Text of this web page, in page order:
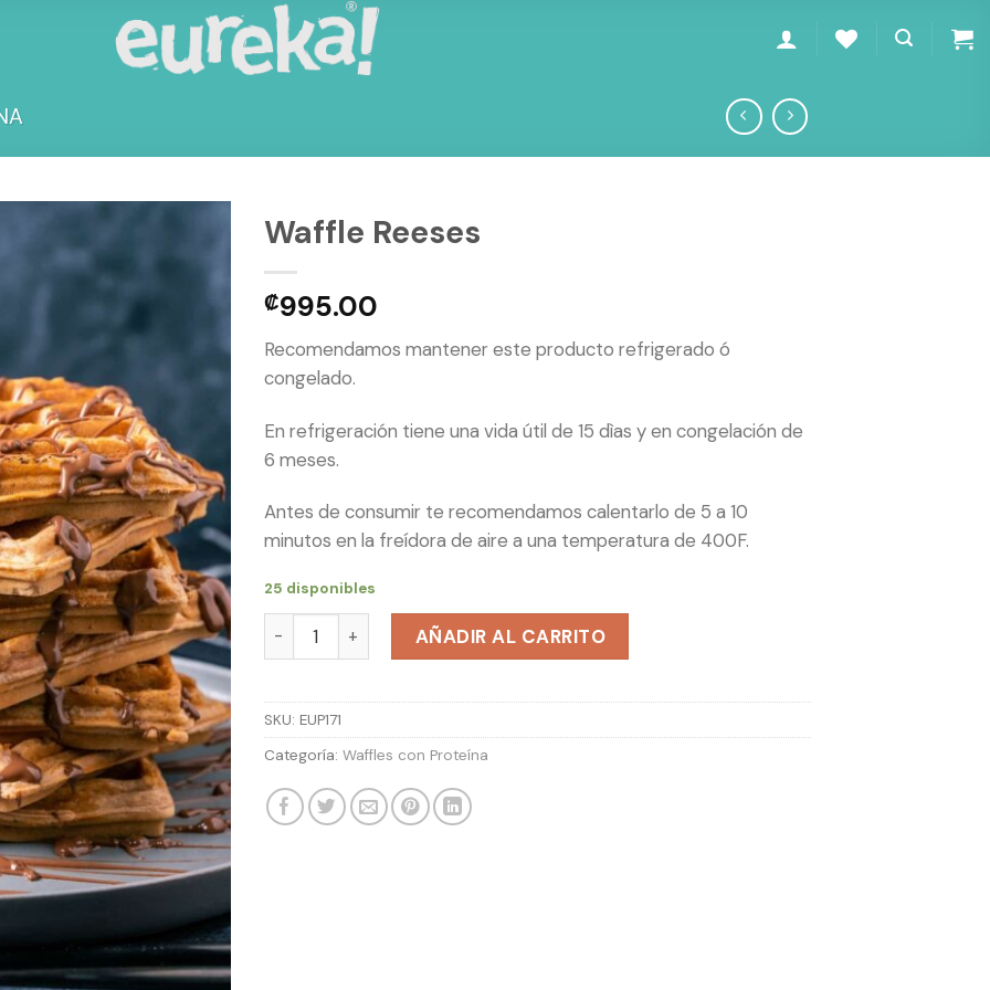
Waffle Reeses
₡995.00
Recomendamos mantener este producto refrigerado ó
congelado.
En refrigeración tiene una vida útil de 15 dìas y en congelación de
6 meses.
Antes de consumir te recomendamos calentarlo de 5 a 10
minutos en la freídora de aire a una temperatura de 400F.
25 disponibles
Waffle Reeses cantidadAÑADIR AL CARRITO
SKU: EUP171
Categoría: Waffles con Proteína